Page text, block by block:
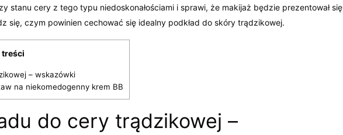
stanu cery z tego typu niedoskonałościami i sprawi, że makijaż będzie prezentował się
się, czym powinien cechować się idealny podkład do skóry trądzikowej.
treści
– wskazówki
na niekomedogenny krem BB
do cery trądzikowej –